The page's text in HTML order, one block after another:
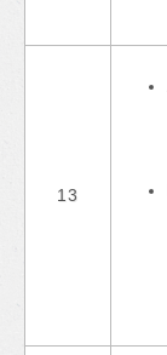
13